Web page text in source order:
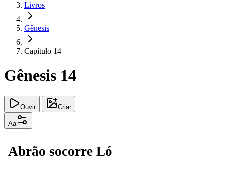
Livros
Gênesis
Capítulo 14
Gênesis 14
Ouvir Criar
Aa
Abrão socorre Ló